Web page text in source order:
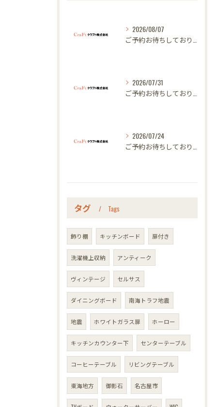
2026/08/07
2026/07/31
2026/07/24
タグ Tags
飾り棚 キッチンボード 扉付き
洗濯機上収納 アンティーク
ヴィンテージ セルサス
ダイニングボード 南海トラフ地震
地震 ホワイトガラス扉 ホーロー
キッチンカウンター下 センターテーブル
コーヒーテーブル リビングテーブル
東海地方 御影石 名古屋市